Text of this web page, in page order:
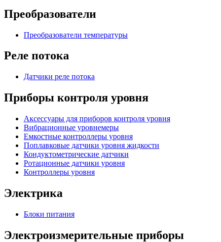
Преобразователи
Преобразователи температуры
Реле потока
Датчики реле потока
Приборы контроля уровня
Аксессуары для приборов контроля уровня
Вибрационные уровнемеры
Емкостные контроллеры уровня
Поплавковые датчики уровня жидкости
Кондуктометрические датчики
Ротационные датчики уровня
Контроллеры уровня
Электрика
Блоки питания
Электроизмерительные приборы